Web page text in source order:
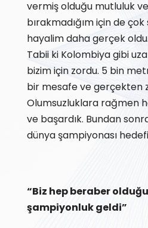
vermiş olduğu mutluluk
bırakmadığım için de
hayalim daha gerçek
Tabii ki Kolombiya gibi
bizim için zordu. 5 bin
bir mesafe ve gerçekten
Olumsuzluklara rağmen
ve başardık. Bundan
dünya şampiyonası
“Biz hep beraber
şampiyonluk geldi”